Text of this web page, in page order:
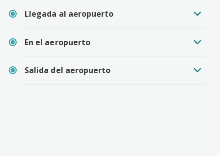
Llegada al aeropuerto
En el aeropuerto
Salida del aeropuerto